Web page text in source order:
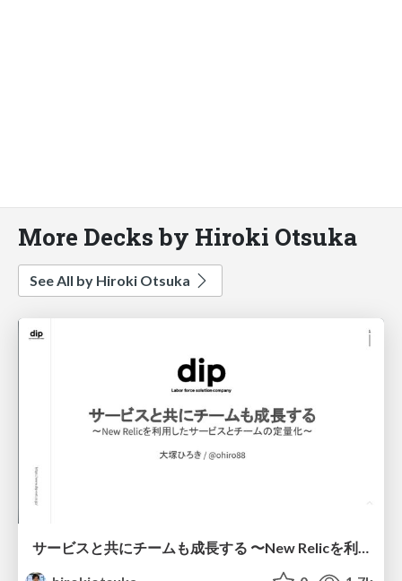
More Decks by Hiroki Otsuka
See All by Hiroki Otsuka
サービスと共にチームも成長する 〜New Relicを利用したサービスとチームの定量化〜